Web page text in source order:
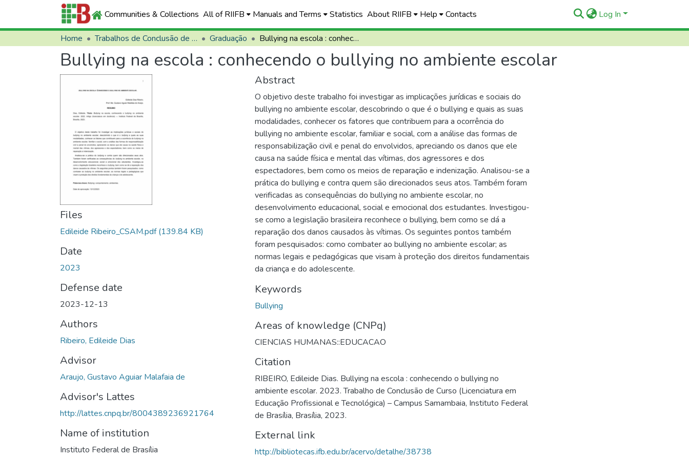
Communities & Collections All of RIIFB Manuals and Terms Statistics About RIIFB Help Contacts Log In
Home Trabalhos de Conclusão de Curso (TCCs) Graduação Bullying na escola : conhecendo o bullying no ambiente escolar
Bullying na escola : conhecendo o bullying no ambiente escolar
Files
Edileide Ribeiro_CSAM.pdf(139.84 KB)
Date
2023
Defense date
2023-12-13
Authors
Ribeiro, Edileide Dias
Advisor
Araujo, Gustavo Aguiar Malafaia de
Advisor's Lattes
http://lattes.cnpq.br/8004389236921764
Name of institution
Instituto Federal de Brasília
Abstract
O objetivo deste trabalho foi investigar as implicações jurídicas e sociais do
bullying no ambiente escolar, descobrindo o que é o bullying e quais as suas
modalidades, conhecer os fatores que contribuem para a ocorrência do
bullying no ambiente escolar, familiar e social, com a análise das formas de
responsabilização civil e penal do envolvidos, apreciando os danos que ele
causa na saúde física e mental das vítimas, dos agressores e dos
espectadores, bem como os meios de reparação e indenização. Analisou-se a
prática do bullying e contra quem são direcionados seus atos. Também foram
verificadas as consequências do bullying no ambiente escolar, no
desenvolvimento educacional, social e emocional dos estudantes. Investigou-
se como a legislação brasileira reconhece o bullying, bem como se dá a
reparação dos danos causados às vítimas. Os seguintes pontos também
foram pesquisados: como combater ao bullying no ambiente escolar; as
normas legais e pedagógicas que visam à proteção dos direitos fundamentais
da criança e do adolescente.
Keywords
Bullying
Areas of knowledge (CNPq)
CIENCIAS HUMANAS::EDUCACAO
Citation
RIBEIRO, Edileide Dias. Bullying na escola : conhecendo o bullying no
ambiente escolar. 2023. Trabalho de Conclusão de Curso (Licenciatura em
Educação Profissional e Tecnológica) – Campus Samambaia, Instituto Federal
de Brasília, Brasília, 2023.
External link
http://bibliotecas.ifb.edu.br/acervo/detalhe/38738